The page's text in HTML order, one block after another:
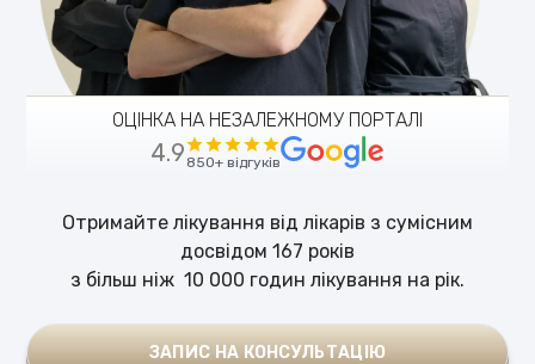
ОЦІНКА НА НЕЗАЛЕЖНОМУ ПОРТАЛІ
4.9 850+ відгуків
Отримайте лікування від лікарів з сумісним
досвідом 167 років
‍з більш ніж 10 000 годин лікування на рік.
ЗАПИС НА КОНСУЛЬТАЦІЮ